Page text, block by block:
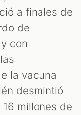
a finales de
de
con
la vacuna
desmintió
millones de